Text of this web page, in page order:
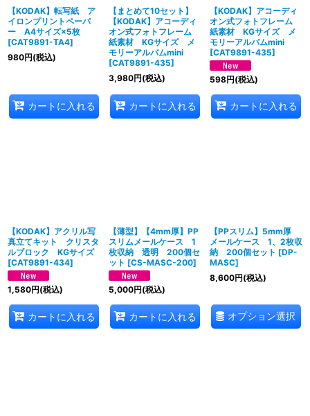
【KODAK】転写紙 ア
イロンプリントペーパ
ー A4サイズ×5枚
[CAT9891-TA4]
980円(税込)
カートに入れる
【まとめて10セット】
【KODAK】アコーディ
オン式フォトフレーム
紙素材 KGサイズ メ
モリーアルバムmini
[CAT9891-435]
3,980円(税込)
カートに入れる
【KODAK】アコーディ
オン式フォトフレーム
紙素材 KGサイズ メ
モリーアルバムmini
[CAT9891-435]
598円(税込)
カートに入れる
【KODAK】アクリル写
真立てキット クリスタ
ルブロック KGサイズ
[CAT9891-434]
1,580円(税込)
カートに入れる
【薄型】【4mm厚】PP
スリムメールケース 1
枚収納 透明 200個セ
ット [CS-MASC-200]
5,000円(税込)
カートに入れる
【PPスリム】5mm厚
メールケース 1、2枚収
納 200個セット [DP-
MASC]
8,600円(税込)
オプション選択